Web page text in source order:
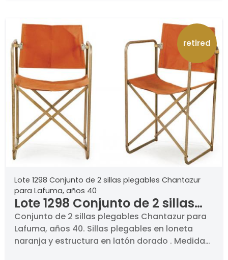
retired
Lote 1298 Conjunto de 2 sillas plegables Chantazur
para Lafuma, años 40
Lote 1298 Conjunto de 2 sillas
plegables Chantazur para
Lafuma, años 40
Conjunto de 2 sillas plegables Chantazur para
Lafuma, años 40. Sillas plegables en loneta
naranja y estructura en latón dorado . Medidas: